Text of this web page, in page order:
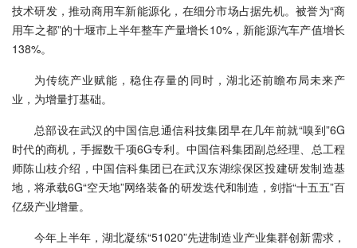
技术研发，推动商用车新能源化，在细分市场占据先机。被誉为“商
用车之都”的十堰市上半年整车产量增长10%，新能源汽车产值增长
138%。
为传统产业赋能，稳住存量的同时，湖北还前瞻布局未来产
业，为增量打基础。
总部设在武汉的中国信息通信科技集团早在几年前就“嗅到”6G
时代的商机，手握数千项6G专利。中国信科集团副总经理、总工程
师陈山枝介绍，中国信科集团已在武汉东湖综保区投建研发制造基
地，将承载6G“空天地”网络装备的研发迭代和制造，剑指“十五五”百
亿级产业增量。
今年上半年，湖北凝练“51020”先进制造业产业集群创新需求，